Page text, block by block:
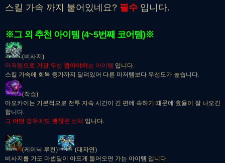
스킬 가속 까지 붙어있네요? 필수 입니다.
※그 외 추천 아이템 (4~5번째 코어템)※
(비사지)
마저템으로 가장 우선 뽑아야하는 아이템 입니다.
스킬 가속에 회복 증가까지 달려있어 다른 마저템보다 우선도가 높습니다.
(작쇼)
마오카이는 기본적으로 전투 지속 시간이 긴 편에 속하기 때문에 효율이 잘 나오긴
합니다.
그 어떤 경우에도 괜찮은 선택 입니다.
(케이닉 루컨)
(대자연)
비사지를 가도 마법딜이 아프게 들어오면 가는 아이템 입니다.